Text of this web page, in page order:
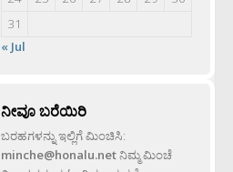
31
« Jul
ನೀವೂ ಬರೆಯಿರಿ
ಬರಹಗಳನ್ನು ಇಲ್ಲಿಗೆ ಮಿಂಚಿಸಿ:
minche@honalu.netನಿಮ್ಮ ಮಿಂಚೆ